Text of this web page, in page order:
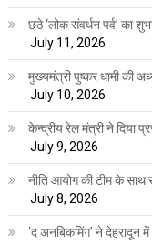
छठे ‘लोक संवर्धन पर्व’ का
July 11, 2026
मुख्यमंत्री पुष्कर धामी की
July 10, 2026
केन्द्रीय रेल मंत्री ने दिया
July 9, 2026
नीति आयोग की टीम के साथ
July 8, 2026
‘द अनबिकमिंग’ ने देहरादून